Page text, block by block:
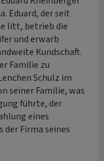
Eduard, der seit
litt, betrieb die
und erwarb
Kundschaft.
Familie zu
Schulz im
seiner Familie, was
führte, der
eines
der Firma seines